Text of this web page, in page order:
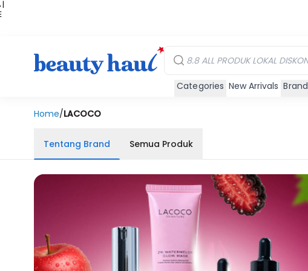
|
Categories New Arrivals Brand
Home/LACOCO
Tentang Brand Semua Produk